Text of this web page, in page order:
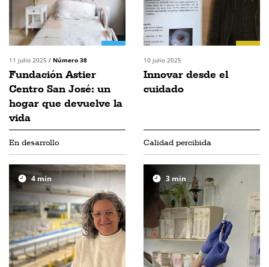
11 julio 2025 / Número 38
Fundación Astier
Centro San José: un
hogar que devuelve la
vida
10 julio 2025
Innovar desde el
cuidado
En desarrollo
4min
Calidad percibida
3 min